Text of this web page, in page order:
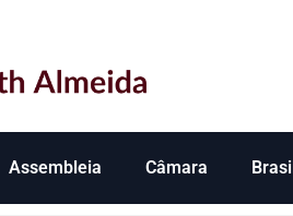
Assembleia Câmara Brasil